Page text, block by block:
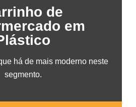
de
em
há de mais moderno neste
segmento.